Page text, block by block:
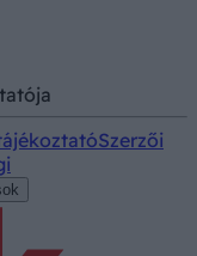
Szerzői